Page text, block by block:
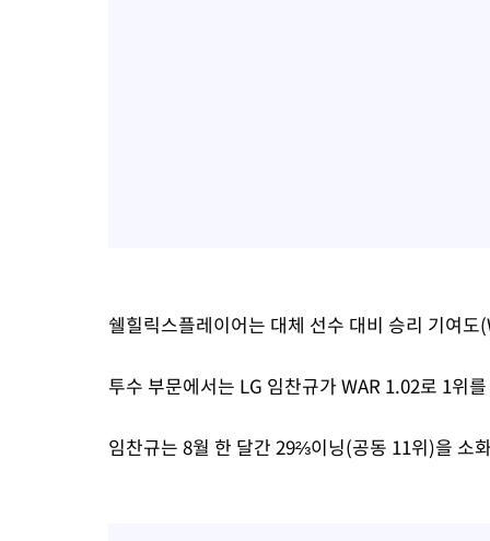
쉘힐릭스플레이어는 대체 선수 대비 승리 기여
투수 부문에서는 LG 임찬규가 WAR 1.02로 1위
임찬규는 8월 한 달간 29⅔이닝(공동 11위)을 소